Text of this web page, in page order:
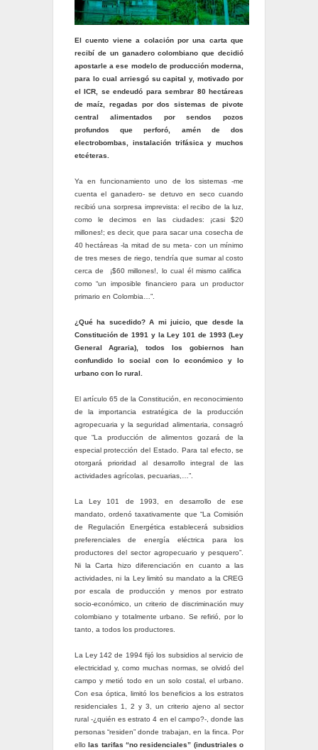
El cuento viene a colación por una carta que
recibí de un ganadero colombiano que decidió
apostarle a ese modelo de producción moderna,
para lo cual arriesgó su capital y, motivado por
el ICR, se endeudó para sembrar 80 hectáreas
de maíz, regadas por dos sistemas de pivote
central alimentados por sendos pozos
profundos que perforó, amén de dos
electrobombas, instalación trifásica y muchos
etcéteras.
Ya en funcionamiento uno de los sistemas -me
cuenta el ganadero- se detuvo en seco cuando
recibió una sorpresa imprevista: el recibo de la luz,
como le decimos en las ciudades: ¡casi $20
millones!; es decir, que para sacar una cosecha de
40 hectáreas -la mitad de su meta- con un mínimo
de tres meses de riego, tendría que sumar al costo
cerca de ¡$60 millones!, lo cual él mismo califica
como “un imposible financiero para un productor
primario en Colombia…”.
¿Qué ha sucedido? A mi juicio, que desde la
Constitución de 1991 y la Ley 101 de 1993 (Ley
General Agraria), todos los gobiernos han
confundido lo social con lo económico y lo
urbano con lo rural.
El artículo 65 de la Constitución, en reconocimiento
de la importancia estratégica de la producción
agropecuaria y la seguridad alimentaria, consagró
que “La producción de alimentos gozará de la
especial protección del Estado. Para tal efecto, se
otorgará prioridad al desarrollo integral de las
actividades agrícolas, pecuarias,…”.
La Ley 101 de 1993, en desarrollo de ese
mandato, ordenó taxativamente que “La Comisión
de Regulación Energética establecerá subsidios
preferenciales de energía eléctrica para los
productores del sector agropecuario y pesquero”.
Ni la Carta hizo diferenciación en cuanto a las
actividades, ni la Ley limitó su mandato a la CREG
por escala de producción y menos por estrato
socio-económico, un criterio de discriminación muy
colombiano y totalmente urbano. Se refirió, por lo
tanto, a todos los productores.
La Ley 142 de 1994 fijó los subsidios al servicio de
electricidad y, como muchas normas, se olvidó del
campo y metió todo en un solo costal, el urbano.
Con esa óptica, limitó los beneficios a los estratos
residenciales 1, 2 y 3, un criterio ajeno al sector
rural -¿quién es estrato 4 en el campo?-, donde las
personas “residen” donde trabajan, en la finca. Por
ello
las tarifas “no residenciales” (industriales o